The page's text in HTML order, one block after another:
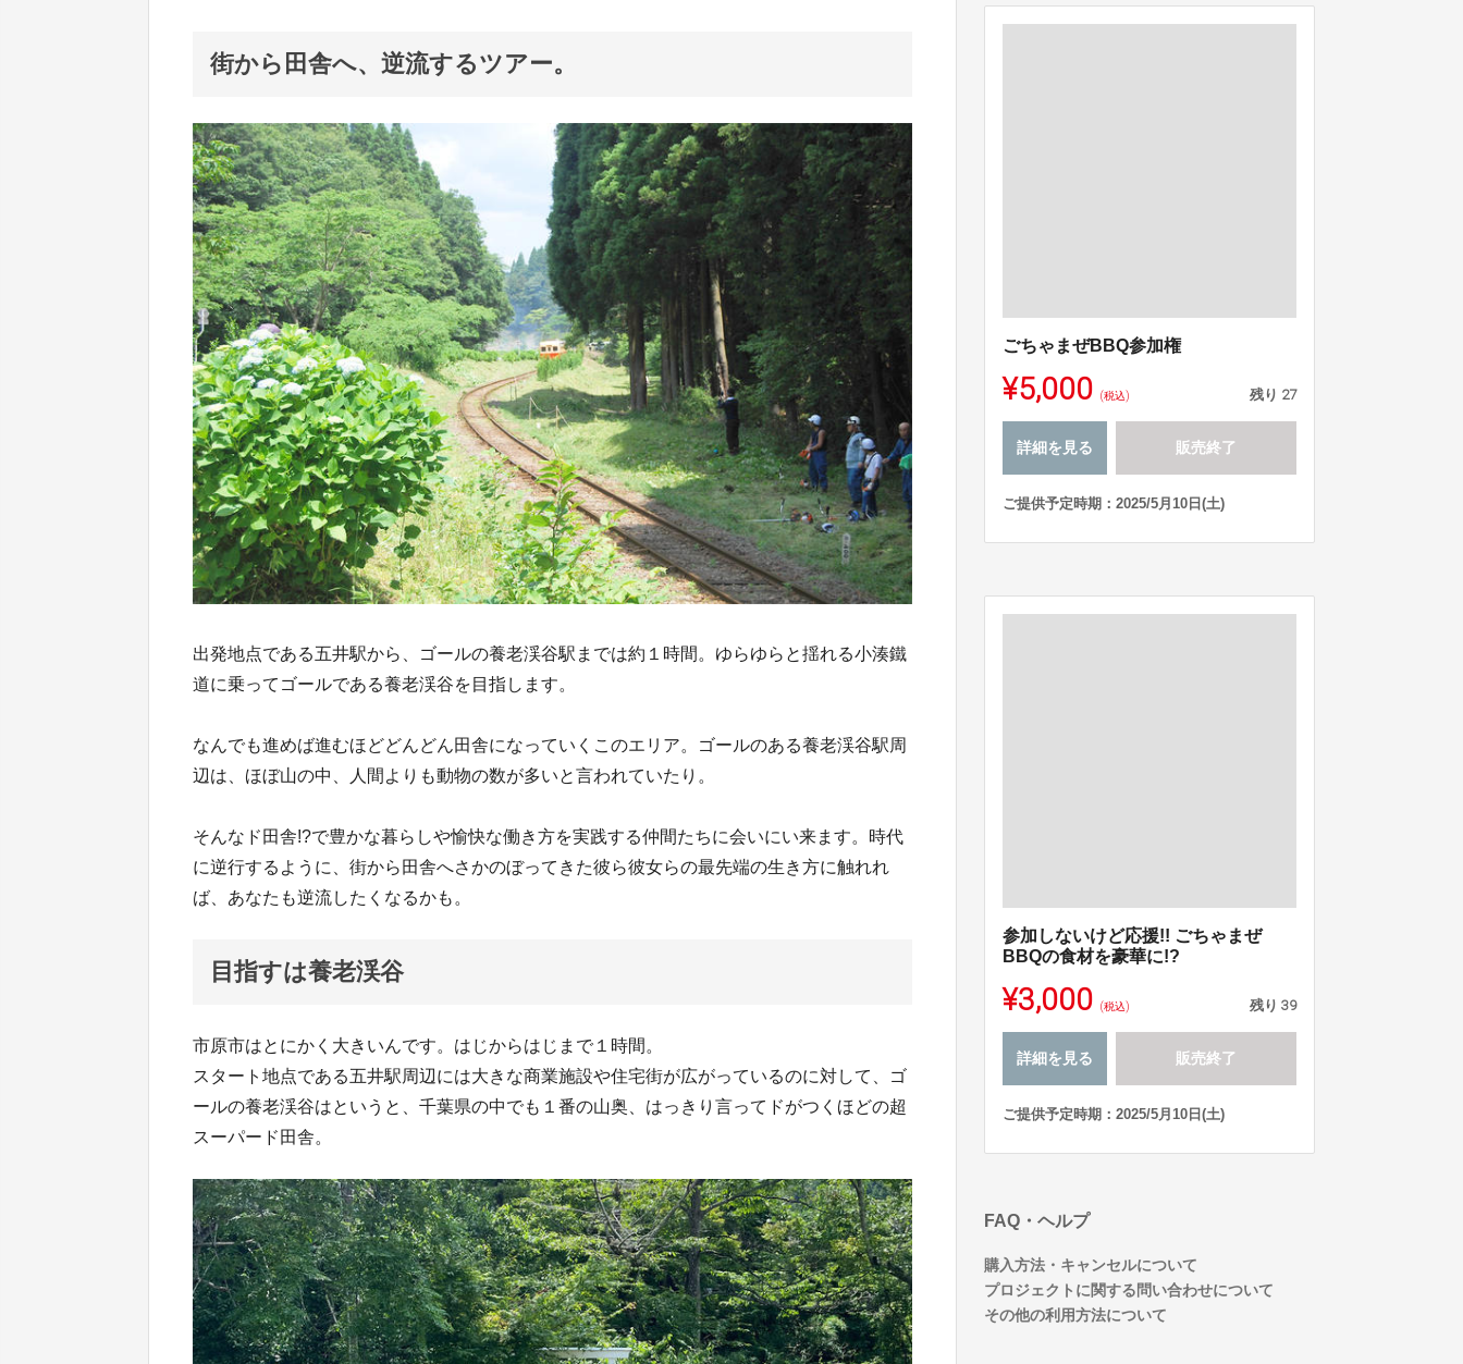
街から田舎へ、逆流するツアー。
出発地点である五井駅から、ゴールの養老渓谷駅までは約１時間。ゆらゆらと揺れる小湊鐵
道に乗ってゴールである養老渓谷を目指します。
なんでも進めば進むほどどんどん田舎になっていくこのエリア。ゴールのある養老渓谷駅周
辺は、ほぼ山の中、人間よりも動物の数が多いと言われていたり。
そんなド田舎!?で豊かな暮らしや愉快な働き方を実践する仲間たちに会いにい来ます。時代
に逆行するように、街から田舎へさかのぼってきた彼ら彼女らの最先端の生き方に触れれ
ば、あなたも逆流したくなるかも。
目指すは養老渓谷
市原市はとにかく大きいんです。はじからはじまで１時間。
スタート地点である五井駅周辺には大きな商業施設や住宅街が広がっているのに対して、ゴ
ールの養老渓谷はというと、千葉県の中でも１番の山奥、はっきり言ってドがつくほどの超
スーパード田舎。
ごちゃまぜBBQ参加権
¥5,000 (税込) 残り 27
詳細を見る 販売終了
ご提供予定時期：2025/5月10日(土)
参加しないけど応援!! ごちゃまぜ
BBQの食材を豪華に!?
¥3,000 (税込) 残り 39
詳細を見る 販売終了
ご提供予定時期：2025/5月10日(土)
FAQ・ヘルプ
購入方法・キャンセルについて
プロジェクトに関する問い合わせについて
その他の利用方法について